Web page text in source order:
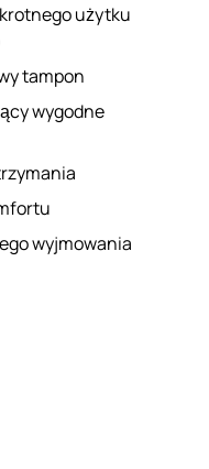
użytku
tampon
wygodne
wyjmowania